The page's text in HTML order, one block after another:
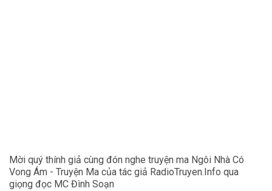
Mời quý thính giả cùng đón nghe truyện ma Ngôi Nhà Có
Vong Ám - Truyện Ma của tác giả RadioTruyen.Info qua
giọng đọc MC Đình Soạn